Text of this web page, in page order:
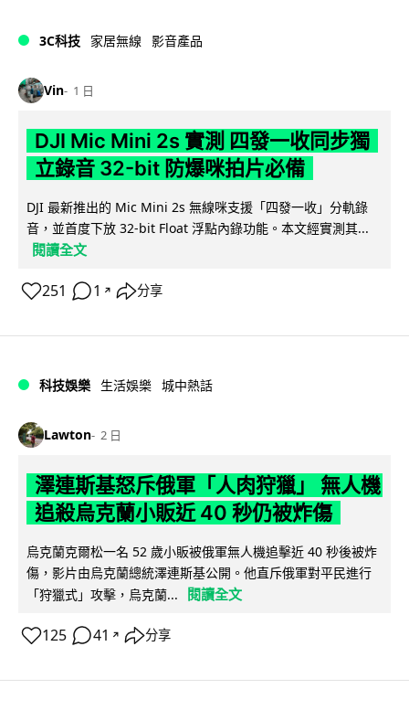
3C科技 家居無線 影音產品
Vin 1 日
DJI Mic Mini 2s 實測 四發一收同步獨
立錄音 32-bit 防爆咪拍片必備
DJI 最新推出的 Mic Mini 2s 無線咪支援「四發一收」分軌錄
音，並首度下放 32-bit Float 浮點內錄功能。本文經實測其...
閱讀全文
251 1 ↗ 分享
科技娛樂 生活娛樂 城中熱話
Lawton 2 日
澤連斯基怒斥俄軍「人肉狩獵」 無人機
追殺烏克蘭小販近 40 秒仍被炸傷
烏克蘭克爾松一名 52 歲小販被俄軍無人機追擊近 40 秒後被炸
傷，影片由烏克蘭總統澤連斯基公開。他直斥俄軍對平民進行
「狩獵式」攻擊，烏克蘭...
閱讀全文
125 41 ↗ 分享